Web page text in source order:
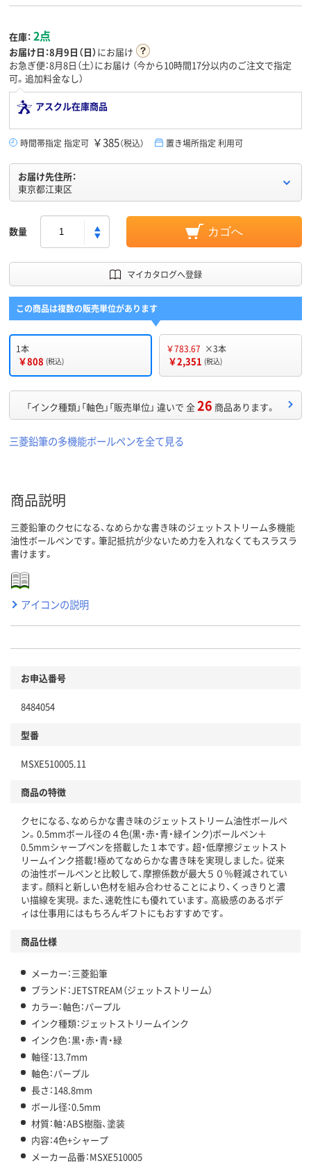
在庫： 2点
お届け日：8月9日（日）にお届け
お急ぎ便：8月8日（土）にお届け （今から10時間17分以内のご注文で指定
可。追加料金なし）
アスクル在庫商品
時間帯指定 指定可 ￥385（税込） 置き場所指定 利用可
お届け先住所：
東京都江東区
数量 カゴへ
マイカタログへ登録
この商品は複数の販売単位があります
1本
￥808 (税込)
￥783.67 ×3本
￥2,351 (税込)
「インク種類」「軸色」「販売単位」 違いで 全26 商品あります。
三菱鉛筆の多機能ボールペンを全て見る
商品説明
三菱鉛筆のクセになる、なめらかな書き味のジェットストリーム多機能
油性ボールペンです。筆記抵抗が少ないため力を入れなくてもスラスラ
書けます。
アイコンの説明
お申込番号
8484054
型番
MSXE510005.11
商品の特徴
クセになる、なめらかな書き味のジェットストリーム油性ボールペ
ン。0.5mmボール径の４色(黒・赤・青・緑インク)ボールペン＋
0.5mmシャープペンを搭載した１本です。超・低摩擦ジェットスト
リームインク搭載！極めてなめらかな書き味を実現しました。従来
の油性ボールペンと比較して、摩擦係数が最大５０％軽減されてい
ます。顔料と新しい色材を組み合わせることにより、くっきりと濃
い描線を実現。また、速乾性にも優れています。高級感のあるボデ
ィは仕事用にはもちろんギフトにもおすすめです。
商品仕様
メーカー：三菱鉛筆
ブランド：JETSTREAM（ジェットストリーム）
カラー：軸色：パープル
インク種類：ジェットストリームインク
インク色：黒・赤・青・緑
軸径：13.7mm
軸色：パープル
長さ：148.8mm
ボール径：0.5mm
材質：軸：ABS樹脂、塗装
内容：4色+シャープ
メーカー品番：MSXE510005